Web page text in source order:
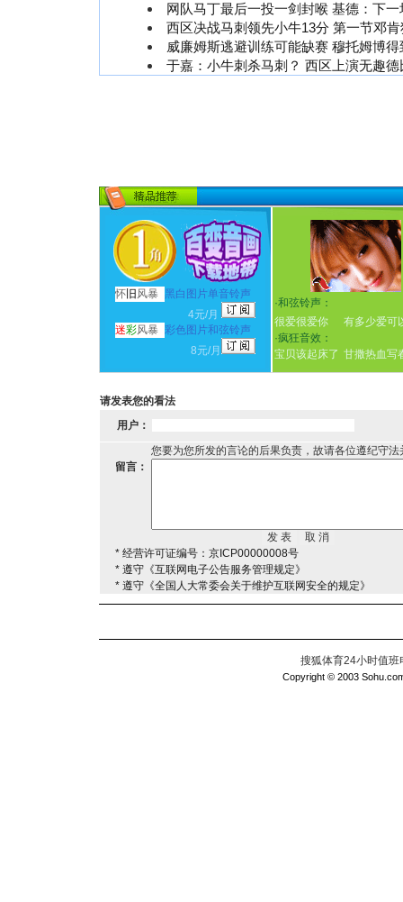
网队马丁最后一投一剑封喉 基德：下
西区决战马刺领先小牛13分 第一节邓
威廉姆斯逃避训练可能缺赛 穆托姆博
于嘉：小牛刺杀马刺？ 西区上演无趣德
怀 旧 风暴
黑白图片单音铃声
4元/月
迷彩风暴 彩色图片和弦铃声
8元/月
·和弦铃声：
很爱很爱你
有多少爱可
·疯狂音效：
宝贝该起床了 甘撒热血写
请发表您的看法
用户：
您要为您所发的言论的后果负责，故请各位遵纪守
留言：
* 经营许可证编号：京ICP00000008号
* 遵守《互联网电子公告服务管理规定》
* 遵守《全国人大常委会关于维护互联网安全的规定》
搜狐体育24小时值
Copyright © 2003